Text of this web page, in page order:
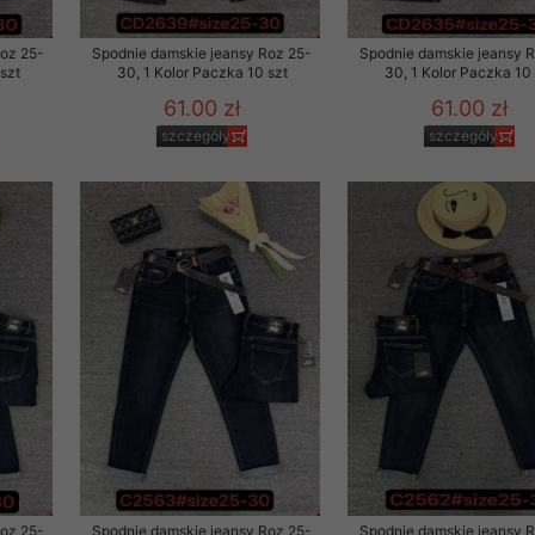
25-
Spodnie damskie jeansy Roz 25-
30, 1 Kolor Paczka 10 szt
61.00 zł
szczegóły
Spodnie damskie jeansy
30, 1 Kolor Paczka 10
61.00 zł
szczegóły
25-
Spodnie damskie jeansy Roz 25-
Spodnie damskie jeansy
przez OMEZ
oraz usunięcia
zautomatyzowanemu
Twoich
osobowych.